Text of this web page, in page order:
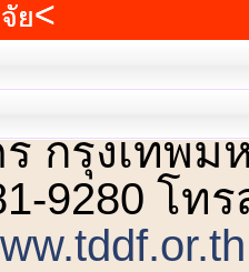
ย
2 ถนนวิ
กรุงเทพม
9280 โท